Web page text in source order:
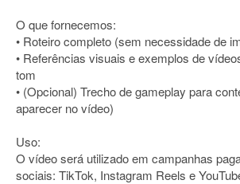
O que fornecemos:
• Roteiro completo (sem necessidade de
• Referências visuais e exemplos de
tom
• (Opcional) Trecho de gameplay para
aparecer no vídeo)
Uso:
O vídeo será utilizado em campanhas
sociais: TikTok, Instagram Reels e